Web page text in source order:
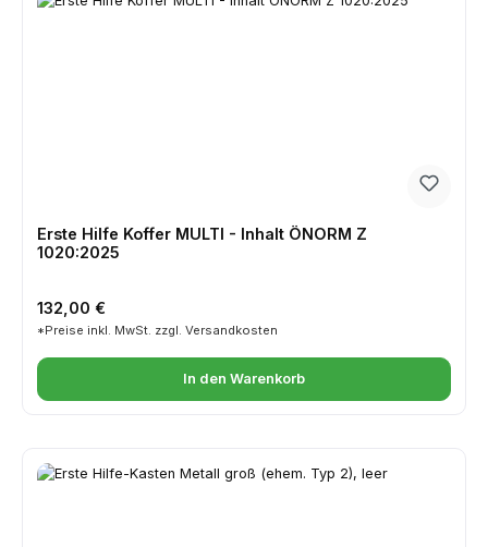
Erste Hilfe Koffer MULTI - Inhalt ÖNORM Z
1020:2025
Regulärer Preis:
132,00 €
*Preise inkl. MwSt. zzgl. Versandkosten
In den Warenkorb